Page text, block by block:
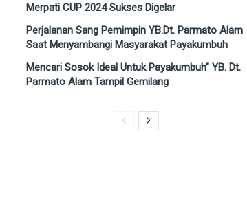
Merpati CUP 2024 Sukses Digelar
Perjalanan Sang Pemimpin YB.Dt. Parmato Alam
Saat Menyambangi Masyarakat Payakumbuh
Mencari Sosok Ideal Untuk Payakumbuh” YB. Dt.
Parmato Alam Tampil Gemilang